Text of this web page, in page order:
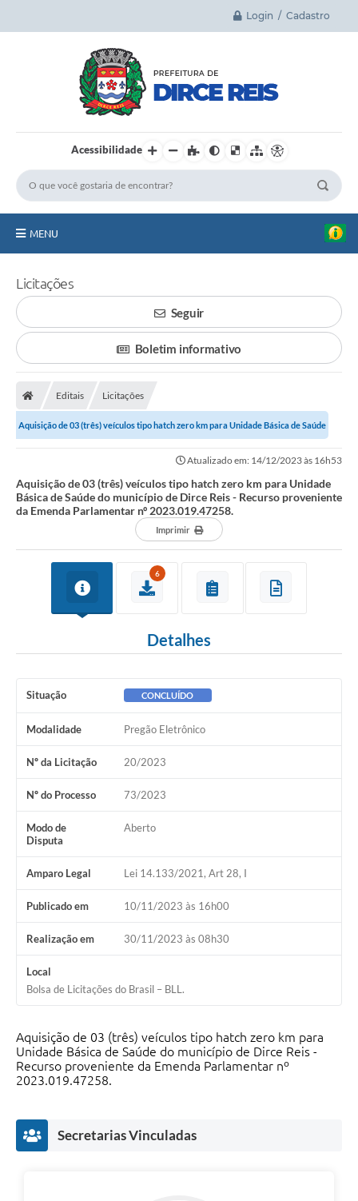
Login / Cadastro
Acessibilidade
MENU
A Cidade
Legislação
A Prefeitura
Secretarias
Editais
Diário Oficial
E-Sic
Audiências Públicas
Notícias
Projetos
Emprega
Contato
Perguntas Frequentes
Licitações
Seguir
Boletim informativo
Editais Licitações
Aquisição de 03 (três) veículos tipo hatch zero km para Unidade Básica de Saúde
Atualizado em: 14/12/2023 às 16h53
Aquisição de 03 (três) veículos tipo hatch zero km para Unidade
Básica de Saúde do município de Dirce Reis - Recurso proveniente
da Emenda Parlamentar nº 2023.019.47258.
Imprimir
6
Detalhes
Situação CONCLUÍDO
Modalidade Pregão Eletrônico
Nº da Licitação 20/2023
Nº do Processo 73/2023
Modo de
Disputa
Aberto
Amparo Legal Lei 14.133/2021, Art 28, I
Publicado em 10/11/2023 às 16h00
Realização em 30/11/2023 às 08h30
Local
Bolsa de Licitações do Brasil – BLL.
Aquisição de 03 (três) veículos tipo hatch zero km para
Unidade Básica de Saúde do município de Dirce Reis -
Recurso proveniente da Emenda Parlamentar nº
2023.019.47258.
Secretarias Vinculadas